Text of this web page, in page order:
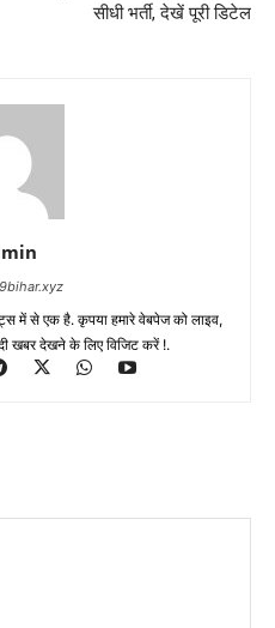
सीधी भर्ती, देखें पूरी डिटेल
में से एक है. कृपया हमारे वेबपेज को लाइव,
खबर देखने के लिए विजिट करें !.